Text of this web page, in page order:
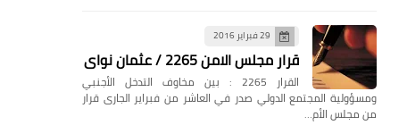
29 فبراير 2016
قرار مجلس الامن 2265 / عثمان نواى
القرار 2265 : بين مخاوف التدخل الأجنبي
ومسؤولية المجتمع الدولي صدر في العاشر من فبراير الجارى قرار
من مجلس الأم…